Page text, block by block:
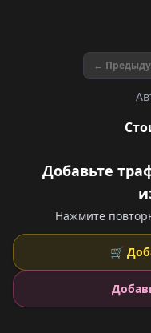
←
Добавьте
Нажмите
🛒